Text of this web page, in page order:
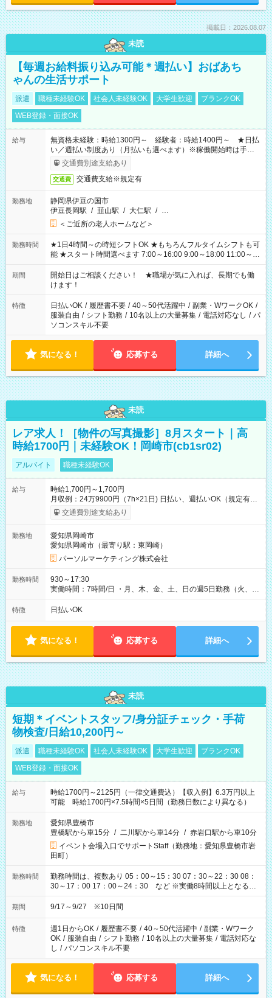
掲載日：2026.08.07
未読
【毎週お給料振り込み可能＊週払い】おばあち
ゃんの生活サポート
派遣 職種未経験OK 社会人未経験OK 大学生歓迎
ブランクOK
WEB登録・面接OK
給与
無資格未経験：時給1300円～ 経験者：時給1400円～ ★日払
い／週払い制度あり（月払いも選べます）※稼働開始時は手続き
完了次第のお支払いとなります。
交通費別途支給あり
交通費 交通費支給※規定有
勤務地
静岡県伊豆の国市
伊豆長岡駅 / 韮山駅 / 大仁駅 / …
＜ご近所の老人ホームなど＞
勤務時間
★1日4時間～の時短シフトOK ★もちろんフルタイムシフトも可
能 ★スタート時間選べます 7:00～16:00 9:00～18:00 11:00～
20:00 など 残業なし！ ※Wワークの場合、他のお仕事と合わせ
週40時間超の就業はご案内できません ※法令に基づき、週20時
間以上勤務は社会保険への加入対象となります ※労働者派遣法
（日雇い派遣の原則禁止）により、短時間・短期間の就業はご
案内が難しい場合があります
期間
開始日はご相談ください！ ★職場が気に入れば、長期でも働
けます！
特徴 日払いOK / 履歴書不要 / 40～50代活躍中 / 副業・WワークOK /
服装自由 / シフト勤務 / 10名以上の大量募集 / 電話対応なし / パ
ソコンスキル不要
気になる！ 応募する 詳細へ
未読
レア求人！［物件の写真撮影］8月スタート｜高
時給1700円｜未経験OK！岡崎市(cb1sr02)
アルバイト 職種未経験OK
給与
時給1,700円～1,700円
月収例：24万9900円（7h×21日) 日払い、週払いOK（規定有
り） 【試用期間】試用期間なし
交通費別途支給あり
勤務地
愛知県岡崎市
愛知県岡崎市（最寄り駅：東岡崎）
パーソルマーケティング株式会社
勤務時間
930～17:30
実働時間：7時間/日 ・月、木、金、土、日の週5日勤務（火、水
は固定休です／夏季、年末年始等、長期休暇有り！） ・ワンシ
フト！ 残業ほぼナシ（0～5h/月）
特徴 日払いOK
気になる！ 応募する 詳細へ
未読
短期＊イベントスタッフ/身分証チェック・手荷
物検査/日給10,200円～
派遣 職種未経験OK 社会人未経験OK 大学生歓迎
ブランクOK
WEB登録・面接OK
給与
時給1700円～2125円（一律交通費込）【収入例】6.3万円以上
可能 時給1700円×7.5時間×5日間（勤務日数により異なる）
勤務地
愛知県豊橋市
豊橋駅から車15分 / 二川駅から車14分 / 赤岩口駅から車10分
イベント会場入口でサポートStaff（勤務地：愛知県豊橋市岩
田町）
勤務時間
勤務時間は、複数あり 05：00～15：30 07：30～22：30 08：
30～17：00 17：00～24：30 など ※実働8時間以上となる勤
務もあります。 【休憩】60分+他休憩あり 交替で取得します。
安全面に配慮しこまめな休憩があります。
期間 9/17～9/27 ※10日間
特徴 週1日からOK / 履歴書不要 / 40～50代活躍中 / 副業・Wワーク
OK / 服装自由 / シフト勤務 / 10名以上の大量募集 / 電話対応な
し / パソコンスキル不要
気になる！ 応募する 詳細へ